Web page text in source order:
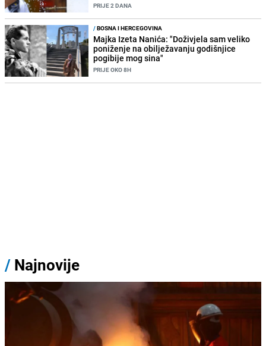
PRIJE 2 DANA
/BOSNA I HERCEGOVINA
Majka Izeta Nanića: "Doživjela sam veliko
poniženje na obilježavanju godišnjice
pogibije mog sina"
PRIJE OKO 8H
/ Najnovije